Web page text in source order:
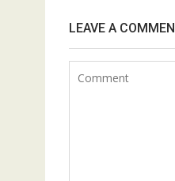
LEAVE A